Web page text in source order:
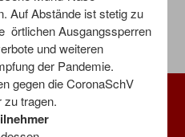
Auf Abstände ist stetig zu
örtlichen Ausgangssperren
und weiteren
der Pandemie.
gegen die CoronaSchV
zu tragen.